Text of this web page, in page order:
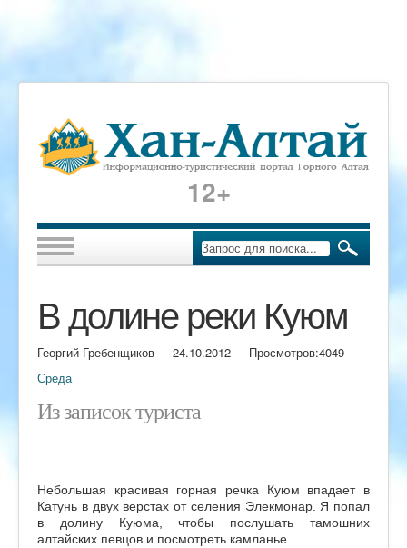
12+
В долине реки Куюм
Георгий Гребенщиков 24.10.2012 Просмотров:4049
Среда
Из записок туриста
Небольшая красивая горная речка Куюм впадает в
Катунь в двух верстах от селения Элекмонар. Я попал
в долину Куюма, чтобы послушать тамошних
алтайских певцов и посмотреть камланье.